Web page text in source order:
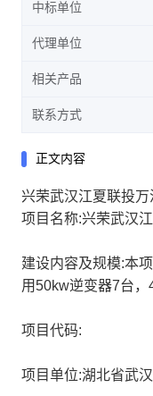
中标单位
代理单位
相关产品
联系方式
正文内容
兴荣武汉江夏联投
项目名称:兴荣武汉
建设内容及规模:本
用50kw逆变器7台
项目代码:
项目单位:湖北省武